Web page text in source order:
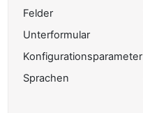
Felder
Unterformular
Konfigurationsparameter
Sprachen